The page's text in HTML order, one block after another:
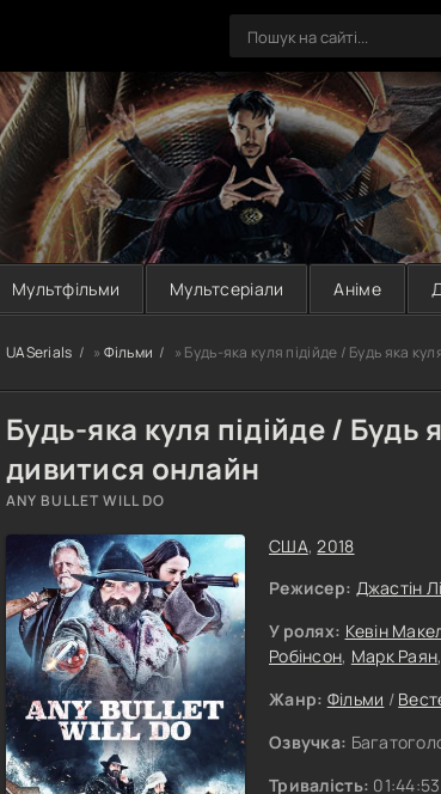
Мультфільми Мультсеріали Аніме
UASerials » Фільми » Будь-яка куля підійде / Будь яка
Будь-яка куля підійде / Будь
дивитися онлайн
ANY BULLET WILL DO
США,2018
Режисер: Джастін Лі
У ролях: Кевін
Робінсон, Марк Раян,
Жанр: Фільми /
Озвучка:
Тривалість: 01:44:53